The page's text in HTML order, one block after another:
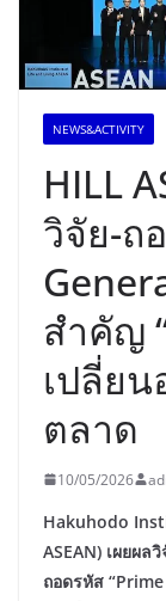
NEWS&ACTIVITY
HILL
วิจัย-ถ
สำคัญ
เปลี่ย
ตลาด
10/05/2026
Hakuhodo
ASEAN) เผยผล
ถอดรหัส